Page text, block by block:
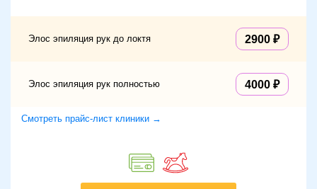
Элос эпиляция рук до локтя 2900
Элос эпиляция рук полностью 4000
Смотреть прайс-лист клиники →